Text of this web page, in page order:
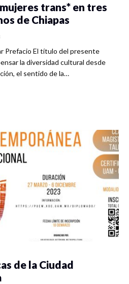
trans* en tres
de Chiapas
Prefacio El título del presente
la diversidad cultural desde
el sentido de la…
de la Ciudad